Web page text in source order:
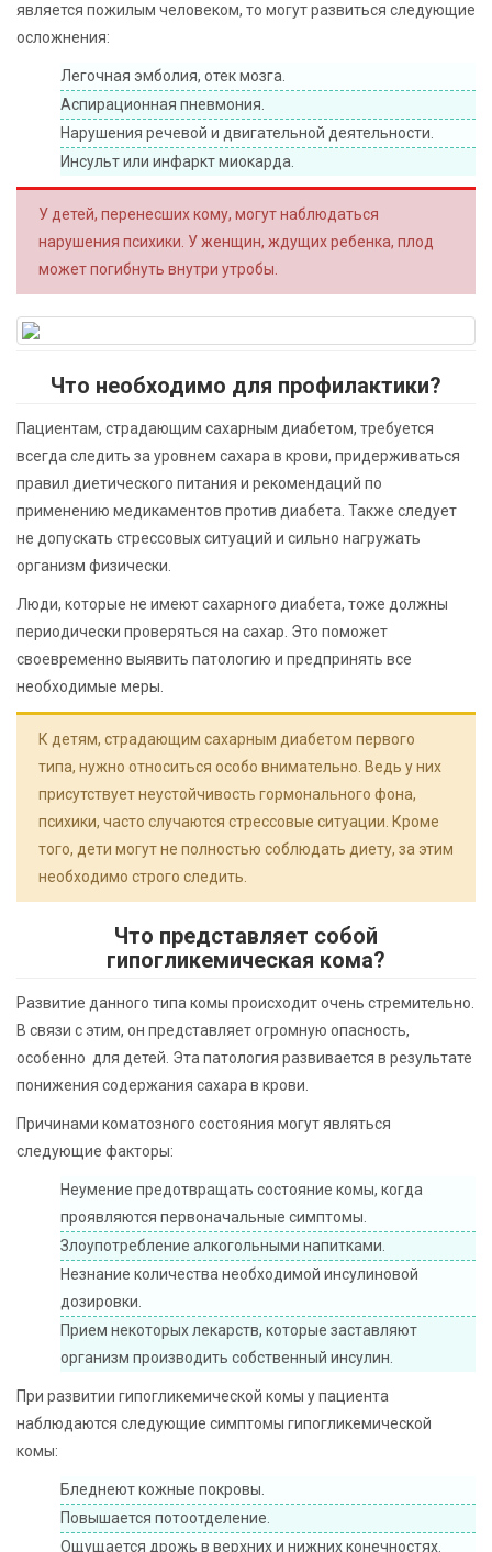
является пожилым человеком, то могут развиться следующие
осложнения:
Легочная эмболия, отек мозга.
Аспирационная пневмония.
Нарушения речевой и двигательной деятельности.
Инсульт или инфаркт миокарда.
У детей, перенесших кому, могут наблюдаться
нарушения психики. У женщин, ждущих ребенка, плод
может погибнуть внутри утробы.
Что необходимо для профилактики?
Пациентам, страдающим сахарным диабетом, требуется
всегда следить за уровнем сахара в крови, придерживаться
правил диетического питания и рекомендаций по
применению медикаментов против диабета. Также следует
не допускать стрессовых ситуаций и сильно нагружать
организм физически.
Люди, которые не имеют сахарного диабета, тоже должны
периодически проверяться на сахар. Это поможет
своевременно выявить патологию и предпринять все
необходимые меры.
К детям, страдающим сахарным диабетом первого
типа, нужно относиться особо внимательно. Ведь у них
присутствует неустойчивость гормонального фона,
психики, часто случаются стрессовые ситуации. Кроме
того, дети могут не полностью соблюдать диету, за этим
необходимо строго следить.
Что представляет собой
гипогликемическая кома?
Развитие данного типа комы происходит очень стремительно.
В связи с этим, он представляет огромную опасность,
особенно для детей. Эта патология развивается в результате
понижения содержания сахара в крови.
Причинами коматозного состояния могут являться
следующие факторы:
Неумение предотвращать состояние комы, когда
проявляются первоначальные симптомы.
Злоупотребление алкогольными напитками.
Незнание количества необходимой инсулиновой
дозировки.
Прием некоторых лекарств, которые заставляют
организм производить собственный инсулин.
При развитии гипогликемической комы у пациента
наблюдаются следующие симптомы гипогликемической
комы:
Бледнеют кожные покровы.
Повышается потоотделение.
Ощущается дрожь в верхних и нижних конечностях.